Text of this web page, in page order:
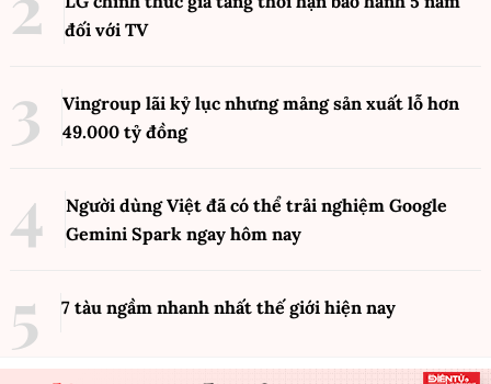
đối với TV
Vingroup lãi kỷ lục nhưng mảng sản xuất lỗ hơn
49.000 tỷ đồng
Người dùng Việt đã có thể trải nghiệm Google
Gemini Spark ngay hôm nay
7 tàu ngầm nhanh nhất thế giới hiện nay